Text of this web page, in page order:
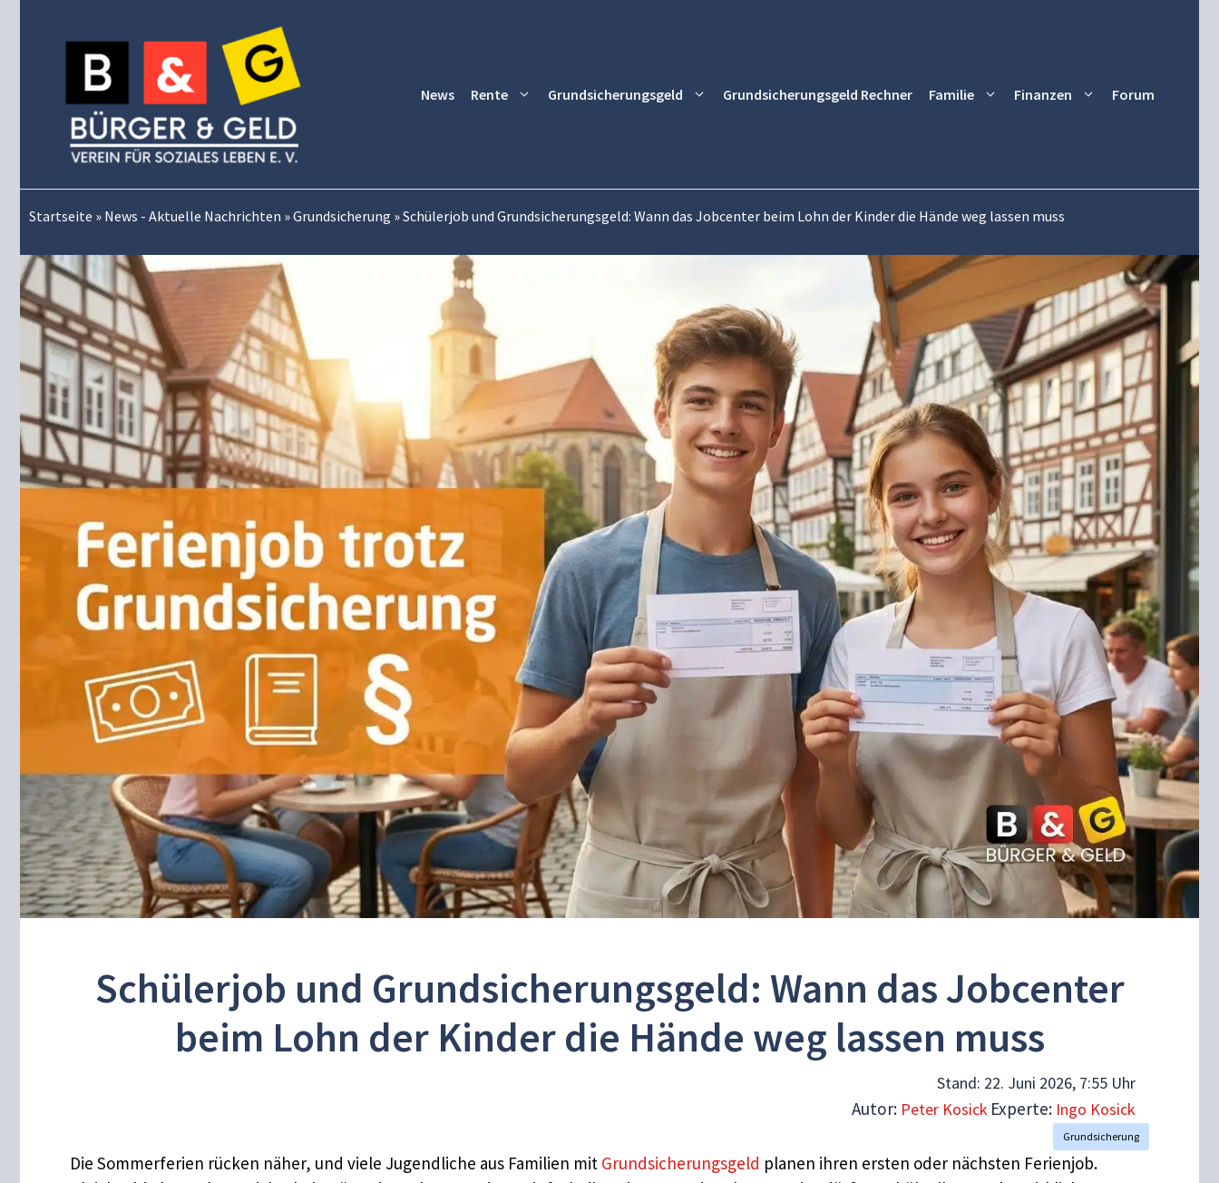
News Rente Grundsicherungsgeld Grundsicherungsgeld Rechner Familie Finanzen Forum
Startseite » News - Aktuelle Nachrichten »Grundsicherung »Schülerjob und Grundsicherungsgeld: Wann das Jobcenter beim Lohn der Kinder die Hände weg lassen muss
Schülerjob und Grundsicherungsgeld: Wann das Jobcenter
beim Lohn der Kinder die Hände weg lassen muss
Stand: 22. Juni 2026, 7:55 Uhr
Autor: Peter Kosick Experte: Ingo Kosick
Grundsicherung
Die Sommerferien rücken näher, und viele Jugendliche aus Familien mit Grundsicherungsgeld planen ihren ersten oder nächsten Ferienjob.